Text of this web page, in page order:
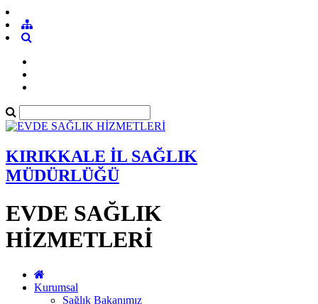
KIRIKKALE İL SAĞLIK
MÜDÜRLÜĞÜ
EVDE SAĞLIK
HİZMETLERİ
Kurumsal
Sağlık Bakanımız